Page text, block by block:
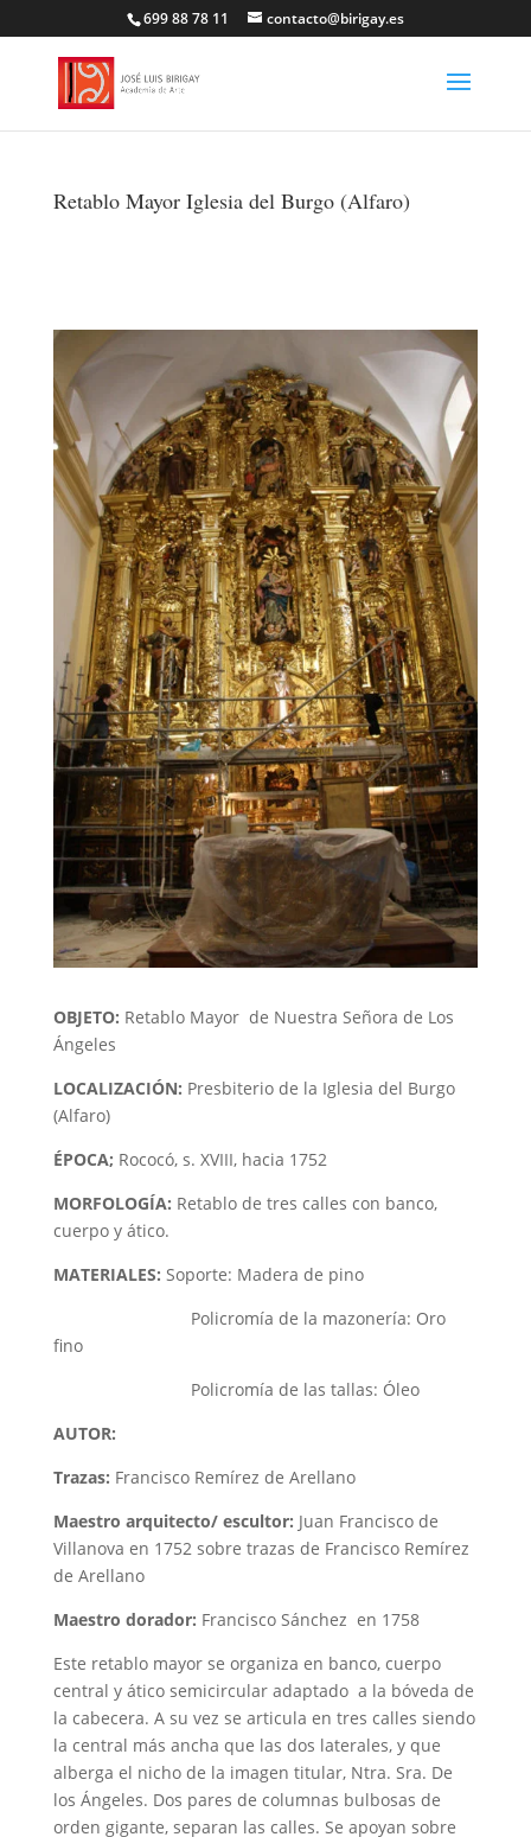
699 88 78 11 contacto@birigay.es
Retablo Mayor Iglesia del Burgo (Alfaro)
OBJETO: Retablo Mayor de Nuestra Señora de Los
Ángeles
LOCALIZACIÓN: Presbiterio de la Iglesia del Burgo
(Alfaro)
ÉPOCA; Rococó, s. XVIII, hacia 1752
MORFOLOGÍA: Retablo de tres calles con banco,
cuerpo y ático.
MATERIALES: Soporte: Madera de pino
Policromía de la mazonería: Oro
fino
Policromía de las tallas: Óleo
AUTOR:
Trazas: Francisco Remírez de Arellano
Maestro arquitecto/ escultor: Juan Francisco de
Villanova en 1752 sobre trazas de Francisco Remírez
de Arellano
Maestro dorador: Francisco Sánchez en 1758
Este retablo mayor se organiza en banco, cuerpo
central y ático semicircular adaptado a la bóveda de
la cabecera. A su vez se articula en tres calles siendo
la central más ancha que las dos laterales, y que
alberga el nicho de la imagen titular, Ntra. Sra. De
los Ángeles. Dos pares de columnas bulbosas de
orden gigante, separan las calles. Se apoyan sobre